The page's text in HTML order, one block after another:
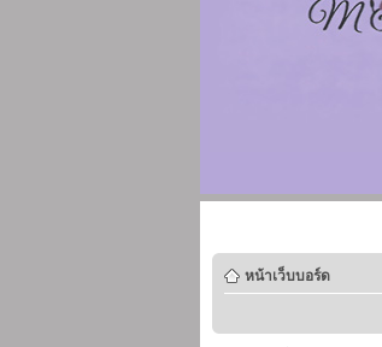
หน้าเว็บบอร์ด